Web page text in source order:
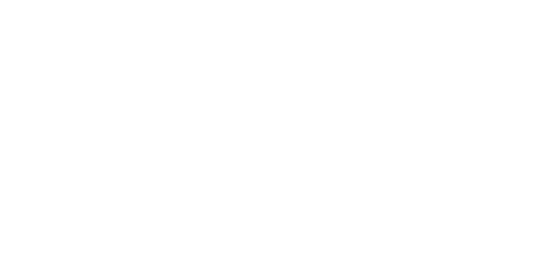
disfrutes.